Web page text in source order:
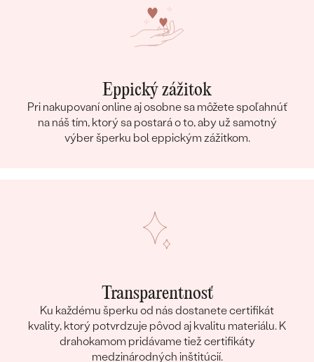
Eppický zážitok
Pri nakupovaní online aj osobne sa môžete spoľahnúť
na náš tím, ktorý sa postará o to, aby už samotný
výber šperku bol eppickým zážitkom.
Transparentnosť
Ku každému šperku od nás dostanete certifikát
kvality, ktorý potvrdzuje pôvod aj kvalitu materiálu. K
drahokamom pridávame tiež certifikáty
medzinárodných inštitúcií.